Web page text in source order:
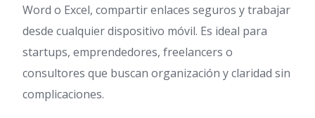
Word o Excel, compartir enlaces seguros y trabajar
desde cualquier dispositivo móvil. Es ideal para
startups, emprendedores, freelancers o
consultores que buscan organización y claridad sin
complicaciones.